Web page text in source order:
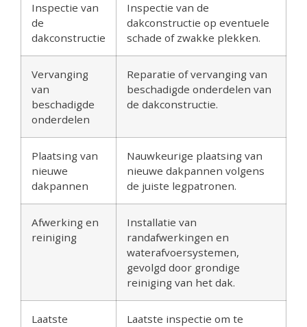
Inspectie van
de
dakconstructie
Inspectie van de
dakconstructie op eventuele
schade of zwakke plekken.
Vervanging
van
beschadigde
onderdelen
Reparatie of vervanging van
beschadigde onderdelen van
de dakconstructie.
Plaatsing van
nieuwe
dakpannen
Nauwkeurige plaatsing van
nieuwe dakpannen volgens
de juiste legpatronen.
Afwerking en
reiniging
Installatie van
randafwerkingen en
waterafvoersystemen,
gevolgd door grondige
reiniging van het dak.
Laatste Laatste inspectie om te